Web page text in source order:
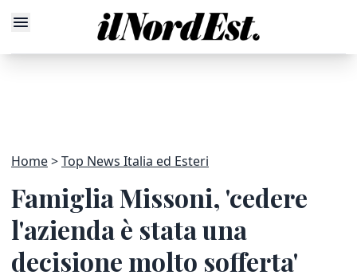
Home Top News Italia ed Esteri
Famiglia Missoni, 'cedere
l'azienda è stata una
decisione molto sofferta'